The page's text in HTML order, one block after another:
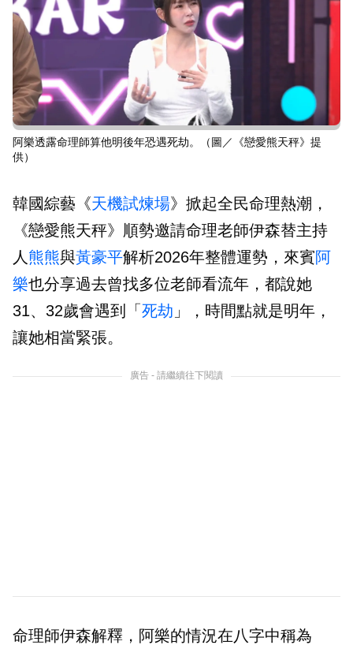
阿樂透露命理師算他明後年恐遇死劫。（圖／《戀愛熊天秤》提
供）
韓國綜藝《天機試煉場》掀起全民命理熱潮，
《戀愛熊天秤》順勢邀請命理老師伊森替主持
人 熊熊與黃豪平解析2026年整體運勢，來賓阿
樂也分享過去曾找多位老師看流年，都說她
31、32歲會遇到「 死劫 」，時間點就是明年，
讓她相當緊張。
廣告 - 請繼續往下閱讀
命理師伊森解釋，阿樂的情況在八字中稱為